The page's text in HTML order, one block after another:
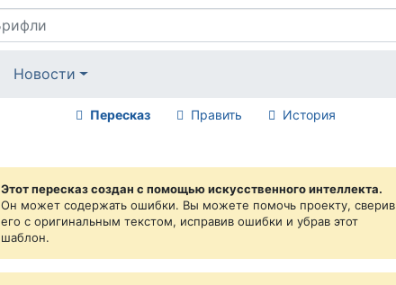
Новости
Пересказ Править История
Этот пересказ создан с помощью искусственного интеллекта.
Он может содержать ошибки. Вы можете помочь проекту, сверив
его с оригинальным текстом, исправив ошибки и убрав этот
шаблон.